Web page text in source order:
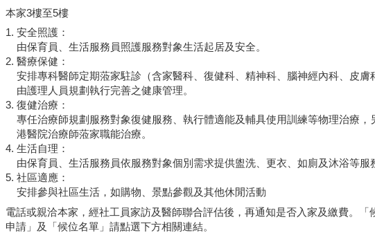
本家3樓至5樓
1. 安全照護：
由保育員、生活服務員照護服務對象生活起居及安全。
2.醫療保健：
安排專科醫師定期蒞家駐診（含家醫科、復健科、精神科、腦神經內科、皮膚
由護理人員規劃執行完善之健康管理。
3.復健治療：
專任治療師規劃服務對象復健服務、執行體適能及輔具使用訓練等物理治療，
港醫院治療師蒞家職能治療。
4.生活自理：
由保育員、生活服務員依服務對象個別需求提供盥洗、更衣、如廁及沐浴等服
5.社區適應：
安排參與社區生活，如購物、景點參觀及其他休閒活動
電話或親洽本家，經社工員家訪及醫師聯合評估後，再通知是否入家及繳費。「
申請」及「候位名單」請點選下方相關連結。